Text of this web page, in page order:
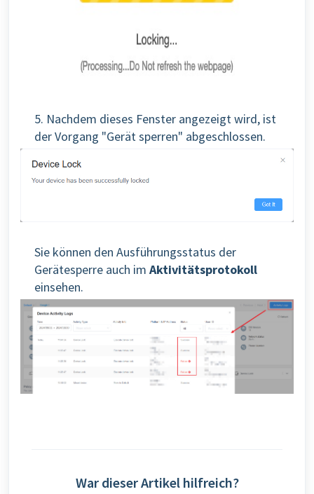
5. Nachdem dieses Fenster angezeigt wird, ist
der Vorgang "Gerät sperren" abgeschlossen.
Sie können den Ausführungsstatus der
Gerätesperre auch im Aktivitätsprotokoll
einsehen.
War dieser Artikel hilfreich?